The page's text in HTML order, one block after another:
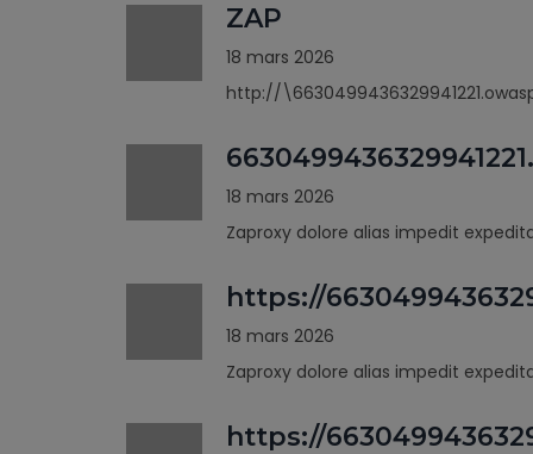
ZAP
18 mars 2026
http://
18 mars 2026
Zaproxy dolore alias impedit
https://
18 mars 2026
Zaproxy dolore alias impedit
https://